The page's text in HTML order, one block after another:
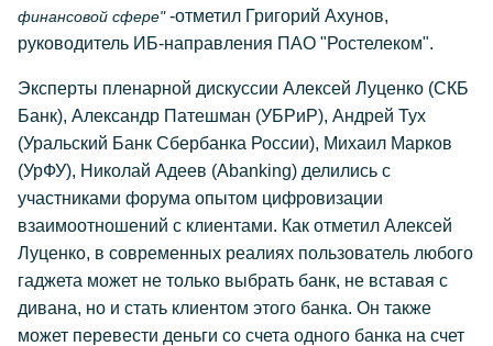
финансовой сфере"-отметил Григорий Ахунов,
руководитель ИБ-направления ПАО "Ростелеком".
Эксперты пленарной дискуссии Алексей Луценко (СКБ
Банк), Александр Патешман (УБРиР), Андрей Тух
(Уральский Банк Сбербанка России), Михаил Марков
(УрФУ), Николай Адеев (Abanking) делились с
участниками форума опытом цифровизации
взаимоотношений с клиентами. Как отметил Алексей
Луценко, в современных реалиях пользователь любого
гаджета может не только выбрать банк, не вставая с
дивана, но и стать клиентом этого банка. Он также
может перевести деньги со счета одного банка на счет